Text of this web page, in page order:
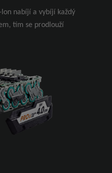
Ion nabíjí a vybíjí každý
tím se prodlouží